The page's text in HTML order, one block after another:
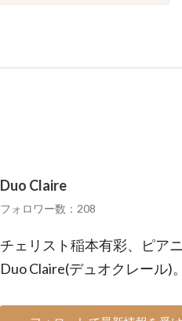
Duo Claire
フォロワー数：208
チェリスト稲本有彩、ピア
Duo Claire(デュオクレール)